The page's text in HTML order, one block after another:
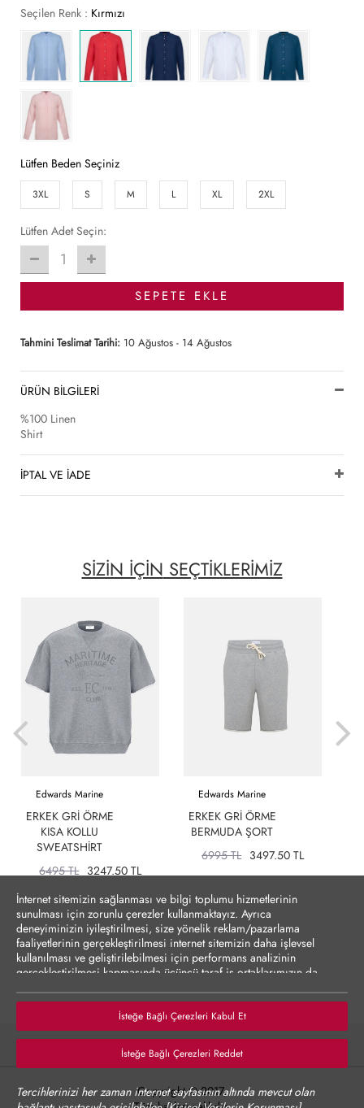
İnternet sitemizin sağlanması ve bilgi toplumu hizmetlerinin
sunulması için zorunlu çerezler kullanmaktayız. Ayrıca
deneyiminizin iyileştirilmesi, size yönelik reklam/pazarlama
faaliyetlerinin gerçekleştirilmesi internet sitemizin daha işlevsel
kullanılması ve geliştirilebilmesi için performans analizinin
gerçekleştirilmesi kapmasında üçüncü taraf iş ortaklarımızın da
çerezler onay vermediğiniz durumlarda kullanılmayacaktır.
Çerezler vasıtasıyla kişisel verilerinizin yurt dışına aktarımına
yönelik bilgiler Çerez Detayları altında sunulmakta olup,
tercihlerinize göre kişisel verileriniz yurt dışına aktarılabilecektir.
incelemenizi rica ederiz.
Verilerinizin size yönelik reklam/pazarlama faaliyetlerinin
gerçekleştirilmesi, internet sitesinin daha işlevsel kılınması ve
İsteğe Bağlı Çerezleri Kabul Et
İsteğe Bağlı Çerezleri Reddet
Tercihlerinizi her zaman internet sayfasının altında mevcut olan
Seçilen Renk : Kırmızı
Lütfen Beden Seçiniz
3XL S M L XL 2XL
Lütfen Adet Seçin:
1
SEPETE EKLE
Tahmini Teslimat Tarihi: 10 Ağustos - 14 Ağustos
ÜRÜN BİLGİLERİ
%100 Linen
Shirt
İPTAL VE İADE
SİZİN İÇİN SEÇTİKLERİMİZ
Edwards Marine
ERKEK GRI ÖRME
KISA KOLLU
SWEATSHIRT
6495 TL 3247.50 TL
Edwards Marine
ERKEK GRI ÖRME
BERMUDA ŞORT
6995 TL 3497.50 TL
Copyright © 2017,